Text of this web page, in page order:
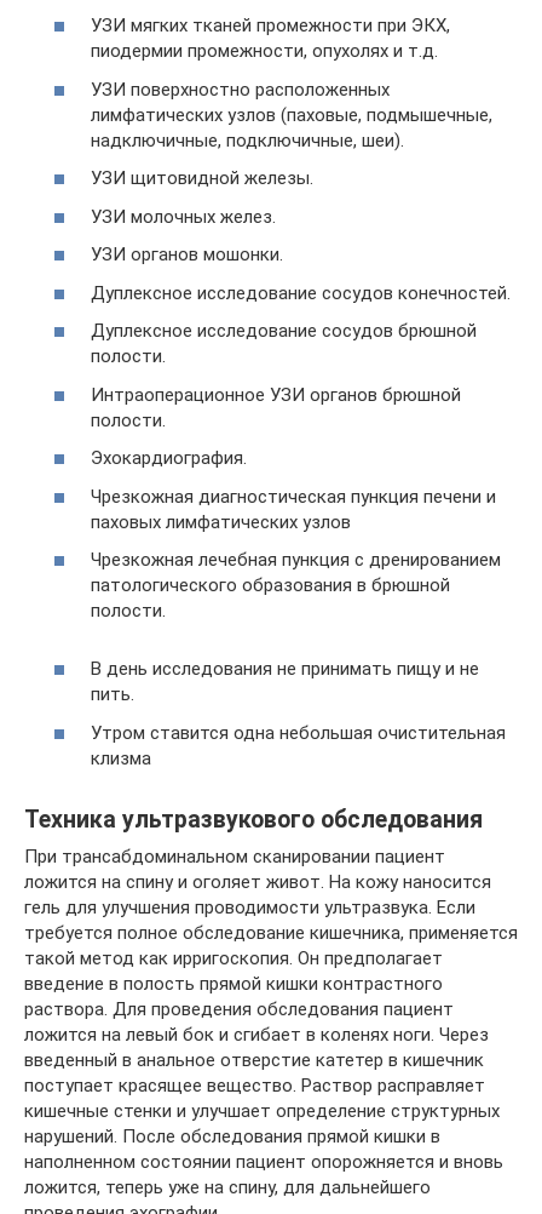
УЗИ мягких тканей промежности при ЭКХ,
пиодермии промежности, опухолях и т.д.
УЗИ поверхностно расположенных
лимфатических узлов (паховые, подмышечные,
надключичные, подключичные, шеи).
УЗИ щитовидной железы.
УЗИ молочных желез.
УЗИ органов мошонки.
Дуплексное исследование сосудов конечностей.
Дуплексное исследование сосудов брюшной
полости.
Интраоперационное УЗИ органов брюшной
полости.
Эхокардиография.
Чрезкожная диагностическая пункция печени и
паховых лимфатических узлов
Чрезкожная лечебная пункция с дренированием
патологического образования в брюшной
полости.
В день исследования не принимать пищу и не
пить.
Утром ставится одна небольшая очистительная
клизма
Техника ультразвукового обследования
При трансабдоминальном сканировании пациент
ложится на спину и оголяет живот. На кожу наносится
гель для улучшения проводимости ультразвука. Если
требуется полное обследование кишечника, применяется
такой метод как ирригоскопия. Он предполагает
введение в полость прямой кишки контрастного
раствора. Для проведения обследования пациент
ложится на левый бок и сгибает в коленях ноги. Через
введенный в анальное отверстие катетер в кишечник
поступает красящее вещество. Раствор расправляет
кишечные стенки и улучшает определение структурных
нарушений. После обследования прямой кишки в
наполненном состоянии пациент опорожняется и вновь
ложится, теперь уже на спину, для дальнейшего